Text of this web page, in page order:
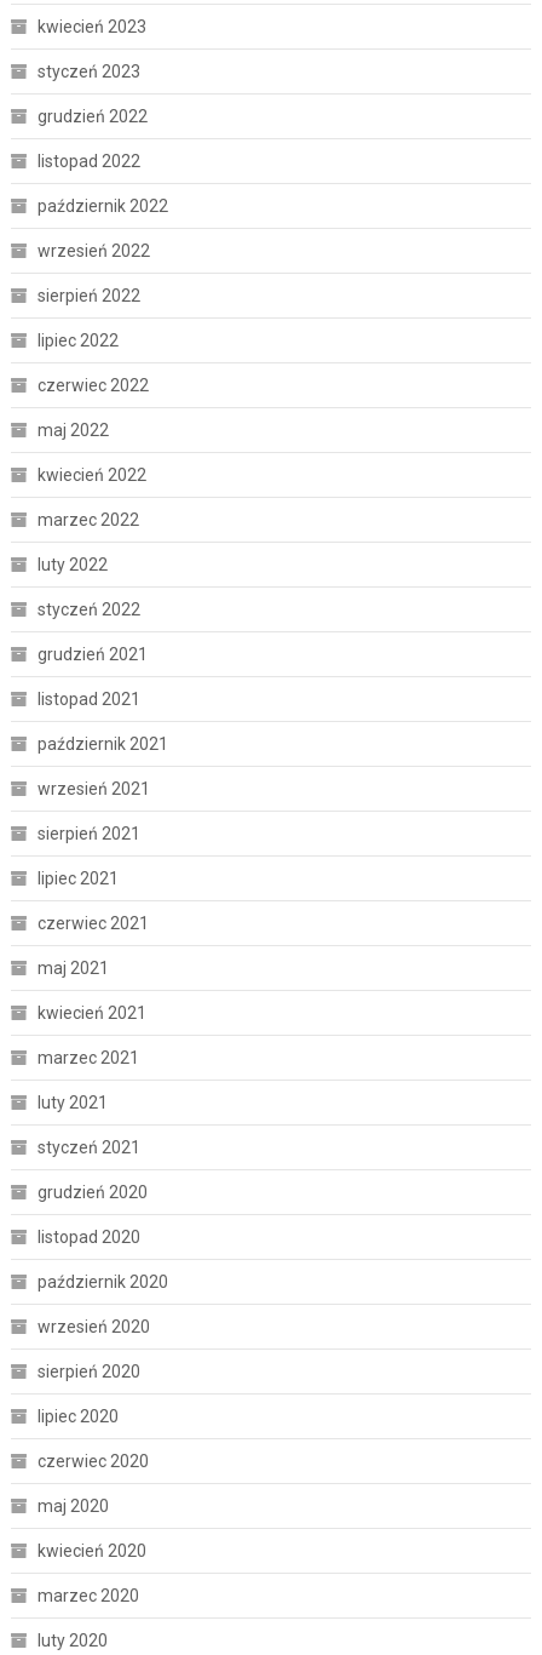
kwiecień 2023
styczeń 2023
grudzień 2022
listopad 2022
październik 2022
wrzesień 2022
sierpień 2022
lipiec 2022
czerwiec 2022
maj 2022
kwiecień 2022
marzec 2022
luty 2022
styczeń 2022
grudzień 2021
listopad 2021
październik 2021
wrzesień 2021
sierpień 2021
lipiec 2021
czerwiec 2021
maj 2021
kwiecień 2021
marzec 2021
luty 2021
styczeń 2021
grudzień 2020
listopad 2020
październik 2020
wrzesień 2020
sierpień 2020
lipiec 2020
czerwiec 2020
maj 2020
kwiecień 2020
marzec 2020
luty 2020